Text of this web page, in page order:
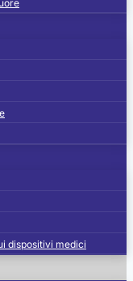
dispositivi medici